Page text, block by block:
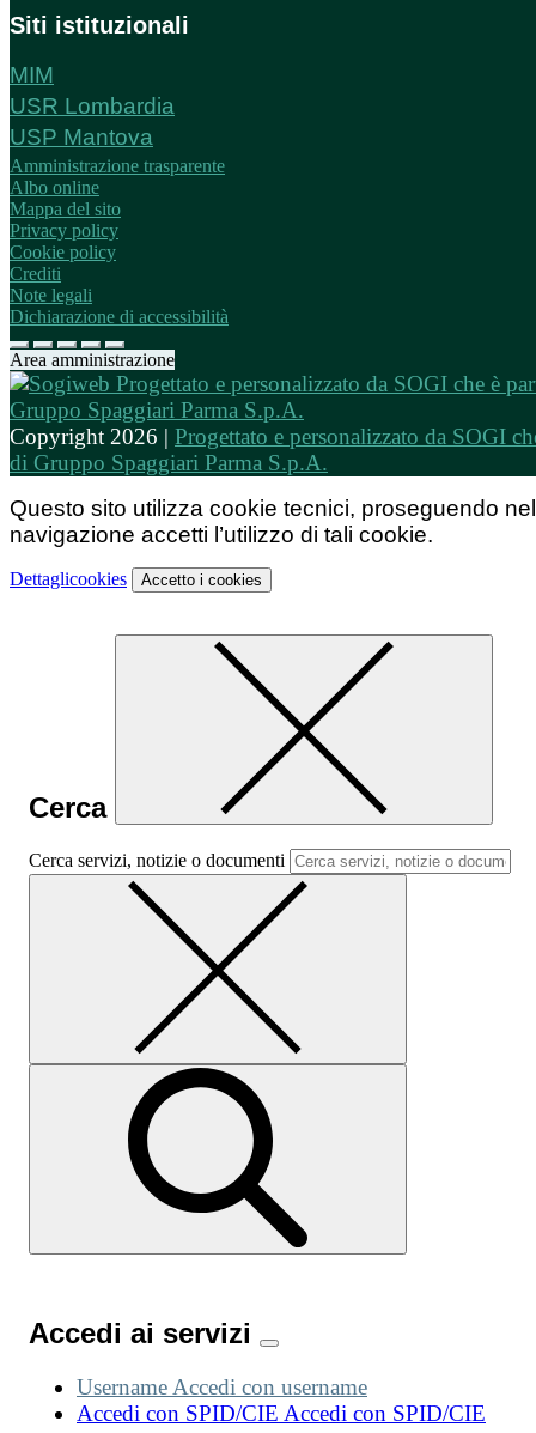
Siti istituzionali
MIM
USR Lombardia
USP Mantova
Amministrazione trasparente
Albo online
Mappa del sito
Privacy policy
Cookie policy
Crediti
Note legali
Dichiarazione di accessibilità
Area amministrazione
Copyright 2026 | Progettato e personalizzato da SOGI
di Gruppo Spaggiari Parma S.p.A.
Questo sito utilizza cookie tecnici, proseguendo
navigazione accetti l’utilizzo di tali cookie.
Dettaglicookies Accetto i cookies
Cerca
Cerca servizi, notizie o documenti
Accedi ai servizi
Username Accedi con username
Accedi con SPID/CIE Accedi con SPID/CIE